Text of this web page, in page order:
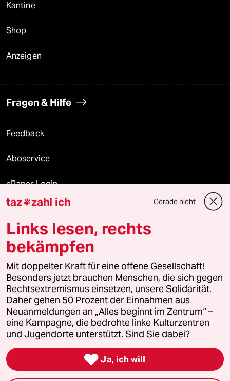
Kantine
Shop
Anzeigen
Fragen & Hilfe
Feedback
Aboservice
ePaper Login
Downloads für Abonnierende
© 2026 taz Verlags und Vertriebs GmbH
Alle Rechte vorbehalten. Bei rechtlichen Fragen oder für Genehmigungen
wenden Sie sich bitte an
lizenzen@taz.de
Feedback Redaktionsstatut Kommune-Richtlinien
Leitlinie Informant Datenschutz Impressum AGB
Seitenwende Einwilligungen widerrufen (Ads)
taz zahl ich Gerade nicht
Links lesen, rechts
bekämpfen
Mit doppelter Kraft für eine offene Gesellschaft!
Besonders jetzt brauchen Menschen, die sich gegen
Rechtsextremismus einsetzen, unsere Solidarität.
Daher gehen 50 Prozent der Einnahmen aus
Neuanmeldungen an „Alles beginnt im Zentrum“ –
eine Kampagne, die bedrohte linke Kulturzentren
und Jugendorte unterstützt. Sind Sie dabei?
 Ja, ich will